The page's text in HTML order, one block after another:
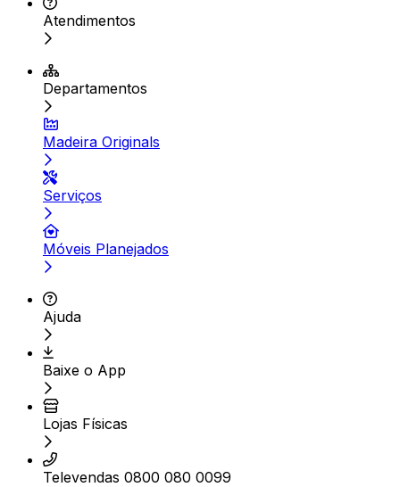
Atendimentos
Departamentos
Madeira Originals
Serviços
Móveis Planejados
Ajuda
Baixe o App
Lojas Físicas
Televendas 0800 080 0099